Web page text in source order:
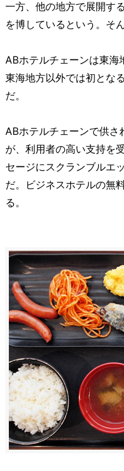
一方、他の地方で展開す
を博しているという。そ
ABホテルチェーンは東海
東海地方以外では初とな
だ。
ABホテルチェーンで供さ
が、利用者の高い支持を
セージにスクランブルエ
だ。ビジネスホテルの無
る。